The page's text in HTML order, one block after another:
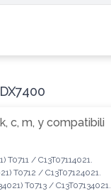
c, m, y compatibili
T0711 / C13T07114021.
T0712 / C13T07124021.
T0713 / C13T07134021.